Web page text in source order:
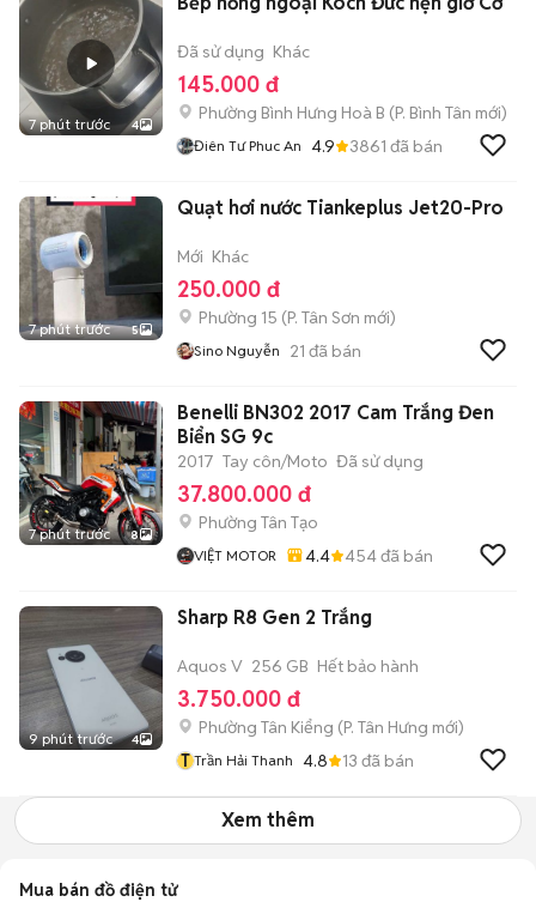
7 phút trước 4
Đã sử dụng Khác
145.000 đ
Phường Bình Hưng Hoà B (P. Bình Tân mới)
Điên Tư Phuc An 4.9 3861 đã bán
7 phút trước 5
Quạt hơi nước Tiankeplus Jet20-Pro
Mới Khác
250.000 đ
Phường 15 (P. Tân Sơn mới)
Sino Nguyễn 21 đã bán
7 phút trước 8
Benelli BN302 2017 Cam Trắng Đen
Biển SG 9c
2017 Tay côn/Moto Đã sử dụng
37.800.000 đ
Phường Tân Tạo
VIỆT MOTOR 4.4 454đã bán
9 phút trước 4
Sharp R8 Gen 2 Trắng
Aquos V 256 GB Hết bảo hành
3.750.000 đ
Phường Tân Kiểng (P. Tân Hưng mới)
T Trần Hải Thanh 4.8 13 đã bán
Xem thêm
Mua bán đồ điện tử